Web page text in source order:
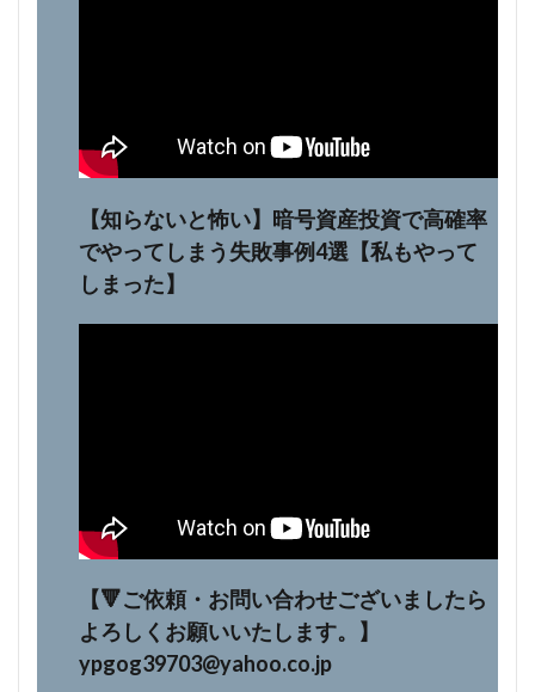
【知らないと怖い】暗号資産投資で高確率
でやってしまう失敗事例4選【私もやって
しまった】
【🔻ご依頼・お問い合わせございましたら
よろしくお願いいたします。】
ypgog39703@yahoo.co.jp